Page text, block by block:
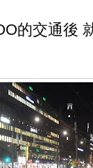
的交通後